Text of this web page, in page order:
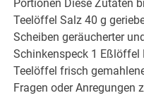
Portionen Diese Zutaten
Teelöffel Salz 40 g
Scheiben geräucherter
Schinkenspeck 1
Teelöffel frisch
Fragen oder Anregungen